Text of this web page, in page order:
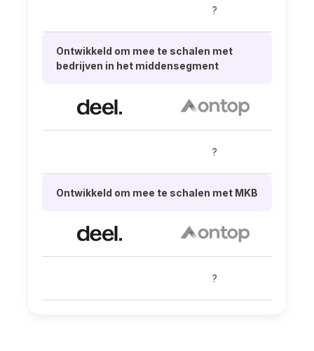
?
Ontwikkeld om mee te schalen met
bedrijven in het middensegment
?
Ontwikkeld om mee te schalen met MKB
?